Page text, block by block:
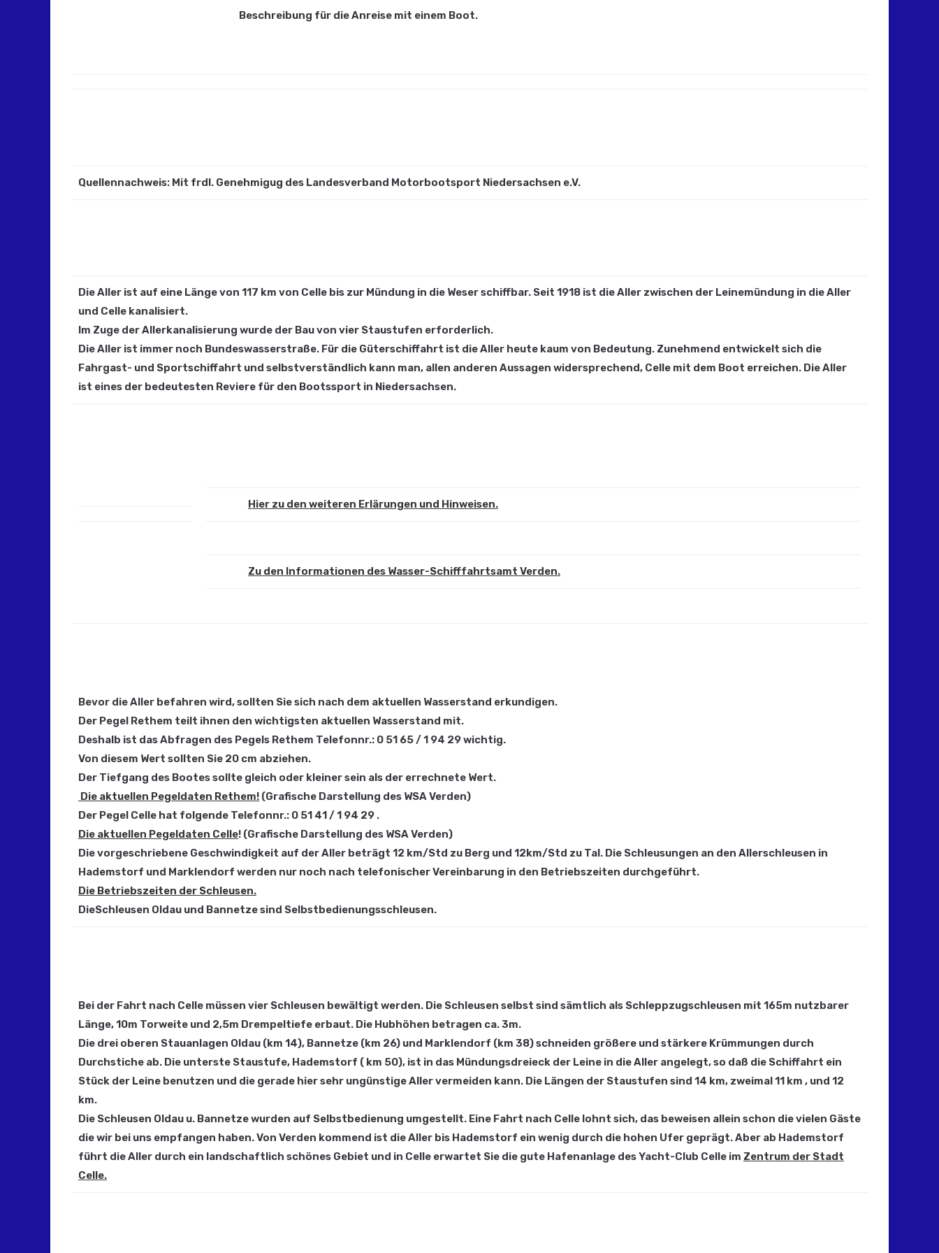
Beschreibung für die Anreise mit einem Boot.
Quellennachweis: Mit frdl. Genehmigug des Landesverband Motorbootsport Niedersachsen e.V.
Die Aller ist auf eine Länge von 117 km von Celle bis zur Mündung in die Weser schiffbar. Seit 1918 ist die Aller zwischen der Leinemündung in die Aller
und Celle kanalisiert.
Im Zuge der Allerkanalisierung wurde der Bau von vier Staustufen erforderlich.
Die Aller ist immer noch Bundeswasserstraße. Für die Güterschiffahrt ist die Aller heute kaum von Bedeutung. Zunehmend entwickelt sich die
Fahrgast- und Sportschiffahrt und selbstverständlich kann man, allen anderen Aussagen widersprechend, Celle mit dem Boot erreichen. Die Aller
ist eines der bedeutesten Reviere für den Bootssport in Niedersachsen.
Hier zu den weiteren Erlärungen und Hinweisen.
Zu den Informationen des Wasser-Schifffahrtsamt Verden.
Bevor die Aller befahren wird, sollten Sie sich nach dem aktuellen Wasserstand erkundigen.
Der Pegel Rethem teilt ihnen den wichtigsten aktuellen Wasserstand mit.
Deshalb ist das Abfragen des Pegels Rethem Telefonnr.: 0 51 65 / 1 94 29 wichtig.
Von diesem Wert sollten Sie 20 cm abziehen.
Der Tiefgang des Bootes sollte gleich oder kleiner sein als der errechnete Wert.
Die aktuellen Pegeldaten Rethem! (Grafische Darstellung des WSA Verden)
Der Pegel Celle hat folgende Telefonnr.: 0 51 41 / 1 94 29 .
Die aktuellen Pegeldaten Celle! (Grafische Darstellung des WSA Verden)
Die vorgeschriebene Geschwindigkeit auf der Aller beträgt 12 km/Std zu Berg und 12km/Std zu Tal. Die Schleusungen an den Allerschleusen in
Hademstorf und Marklendorf werden nur noch nach telefonischer Vereinbarung in den Betriebszeiten durchgeführt.
Die Betriebszeiten der Schleusen.
DieSchleusen Oldau und Bannetze sind Selbstbedienungsschleusen.
Bei der Fahrt nach Celle müssen vier Schleusen bewältigt werden. Die Schleusen selbst sind sämtlich als Schleppzugschleusen mit 165m nutzbarer
Länge, 10m Torweite und 2,5m Drempeltiefe erbaut. Die Hubhöhen betragen ca. 3m.
Die drei oberen Stauanlagen Oldau (km 14), Bannetze (km 26) und Marklendorf (km 38) schneiden größere und stärkere Krümmungen durch
Durchstiche ab. Die unterste Staustufe, Hademstorf ( km 50), ist in das Mündungsdreieck der Leine in die Aller angelegt, so daß die Schiffahrt ein
Stück der Leine benutzen und die gerade hier sehr ungünstige Aller vermeiden kann. Die Längen der Staustufen sind 14 km, zweimal 11 km , und 12
km.
Die Schleusen Oldau u. Bannetze wurden auf Selbstbedienung umgestellt. Eine Fahrt nach Celle lohnt sich, das beweisen allein schon die vielen Gäste
die wir bei uns empfangen haben. Von Verden kommend ist die Aller bis Hademstorf ein wenig durch die hohen Ufer geprägt. Aber ab Hademstorf
führt die Aller durch ein landschaftlich schönes Gebiet und in Celle erwartet Sie die gute Hafenanlage des Yacht-Club Celle im Zentrum der Stadt
Celle.